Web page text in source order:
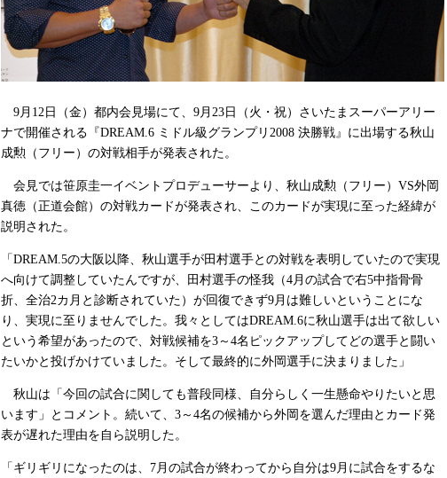
9月12日（金）都内会見場にて、9月23日（火・祝）さいたまスーパーアリー
ナで開催される『DREAM.6 ミドル級グランプリ2008 決勝戦』に出場する秋山
成勲（フリー）の対戦相手が発表された。
会見では笹原圭一イベントプロデューサーより、秋山成勲（フリー）VS外岡
真徳（正道会館）の対戦カードが発表され、このカードが実現に至った経緯が
説明された。
「DREAM.5の大阪以降、秋山選手が田村選手との対戦を表明していたので実現
へ向けて調整していたんですが、田村選手の怪我（4月の試合で右5中指骨骨
折、全治2カ月と診断されていた）が回復できず9月は難しいということにな
り、実現に至りませんでした。我々としてはDREAM.6に秋山選手は出て欲しい
という希望があったので、対戦候補を3～4名ピックアップしてどの選手と闘い
たいかと投げかけていました。そして最終的に外岡選手に決まりました」
秋山は「今回の試合に関しても普段同様、自分らしく一生懸命やりたいと思
います」とコメント。続いて、3～4名の候補から外岡を選んだ理由とカード発
表が遅れた理由を自ら説明した。
「ギリギリになったのは、7月の試合が終わってから自分は9月に試合をするな